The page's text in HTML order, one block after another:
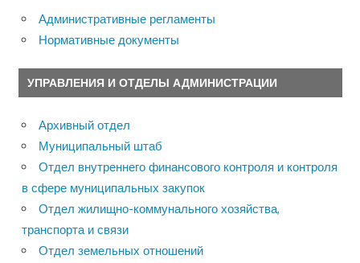
Административные регламенты
Нормативные документы
УПРАВЛЕНИЯ И ОТДЕЛЫ АДМИНИСТРАЦИИ
Архивный отдел
Муниципальный штаб
Отдел внутреннего финансового контроля и контроля
в сфере муниципальных закупок
Отдел жилищно-коммунального хозяйства,
транспорта и связи
Отдел земельных отношений